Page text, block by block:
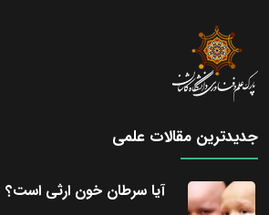
جدیدترین مقالات علمی
آیا سرطان خون ارثی است؟